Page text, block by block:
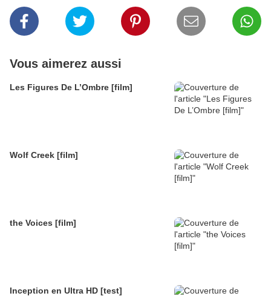
Vous aimerez aussi
Les Figures De L’Ombre [film]
Wolf Creek [film]
the Voices [film]
Inception en Ultra HD [test]